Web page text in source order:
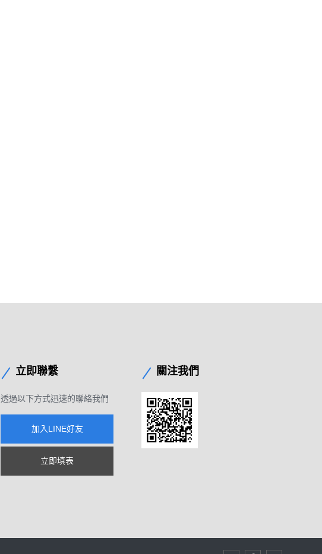
立即聯繫
透過以下方式迅速的聯絡我們
加入LINE好友
立即填表
關注我們